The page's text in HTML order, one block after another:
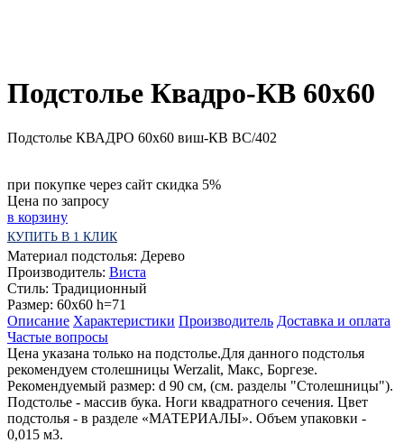
Подстолье Квадро-КВ 60х60
Подстолье КВАДРО 60х60 виш-КВ ВС/402
при покупке через сайт скидка 5%
Цена по запросу
в корзину
КУПИТЬ В 1 КЛИК
Материал подстолья: Дерево
Производитель: Виста
Стиль: Традиционный
Размер: 60x60 h=71
Описание Характеристики Производитель Доставка и оплата
Частые вопросы
Цена указана только на подстолье.Для данного подстолья
рекомендуем столешницы Werzalit, Макс, Боргезе.
Рекомендуемый размер: d 90 cм, (см. разделы "Столешницы").
Подстолье - массив бука. Ноги квадратного сечения. Цвет
подстолья - в разделе «МАТЕРИАЛЫ». Объем упаковки -
0,015 м3.